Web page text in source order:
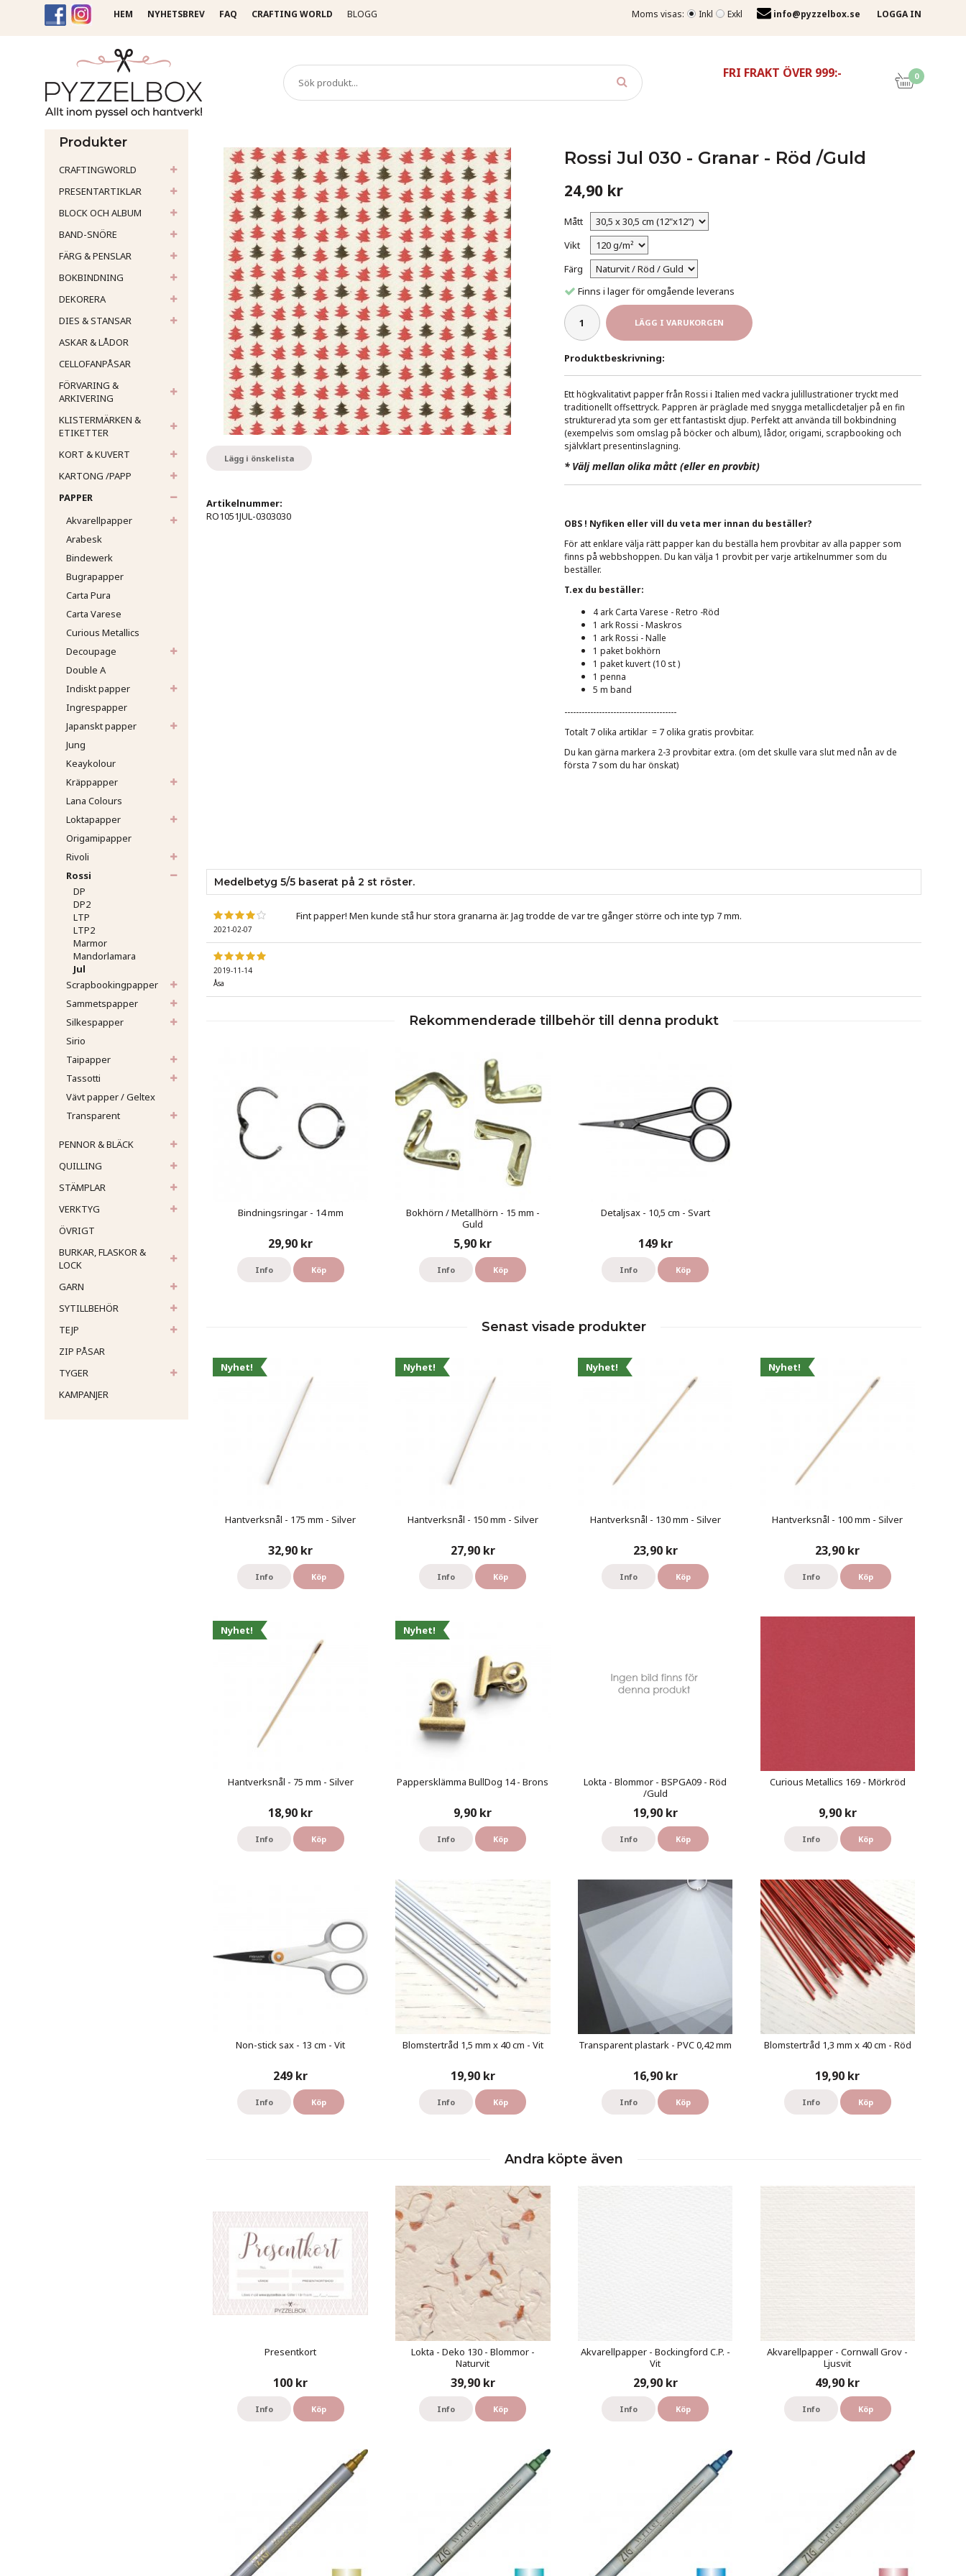
Moms visas: Inkl Exkl info@pyzzelbox.se LOGGA IN
HEM NYHETSBREV FAQ CRAFTING WORLD BLOGG
FRI FRAKT ÖVER 999:- 0
Produkter
CRAFTINGWORLD
PRESENTARTIKLAR
BLOCK OCH ALBUM
BAND-SNÖRE
FÄRG & PENSLAR
BOKBINDNING
DEKORERA
DIES & STANSAR
ASKAR & LÅDOR
CELLOFANPÅSAR
FÖRVARING &
ARKIVERING
KLISTERMÄRKEN &
ETIKETTER
KORT & KUVERT
KARTONG /PAPP
PAPPER
Akvarellpapper
Arabesk
Bindewerk
Bugrapapper
Carta Pura
Carta Varese
Curious Metallics
Decoupage
Double A
Indiskt papper
Ingrespapper
Japanskt papper
Jung
Keaykolour
Kräppapper
Lana Colours
Loktapapper
Origamipapper
Rivoli
Rossi
DP
DP2
LTP
LTP2
Marmor
Mandorlamara
Jul
Scrapbookingpapper
Sammetspapper
Silkespapper
Sirio
Taipapper
Tassotti
Vävt papper / Geltex
Transparent
PENNOR & BLÄCK
QUILLING
STÄMPLAR
VERKTYG
ÖVRIGT
BURKAR, FLASKOR &
LOCK
GARN
SYTILLBEHÖR
TEJP
ZIP PÅSAR
TYGER
KAMPANJER
Rossi Jul 030 - Granar - Röd /Guld
24,90 kr
Mått
Vikt
Färg
Finns i lager för omgående leverans
LÄGG I VARUKORGEN
Produktbeskrivning:
Ett högkvalitativt papper från Rossi i Italien med vackra julillustrationer tryckt med
traditionellt offsettryck. Pappren är präglade med snygga metallicdetaljer på en fin
strukturerad yta som ger ett fantastiskt djup. Perfekt att använda till bokbindning
(exempelvis som omslag på böcker och album), lådor, origami, scrapbooking och
självklart presentinslagning.
* Välj mellan olika mått (eller en provbit)
OBS ! Nyfiken eller vill du veta mer innan du beställer?
För att enklare välja rätt papper kan du beställa hem provbitar av alla papper som
finns på webbshoppen. Du kan välja 1 provbit per varje artikelnummer som du
beställer.
T.ex du beställer:
4 ark Carta Varese - Retro -Röd
1 ark Rossi - Maskros
1 ark Rossi - Nalle
1 paket bokhörn
1 paket kuvert (10 st )
1 penna
5 m band
---------------------------------------
Totalt 7 olika artiklar = 7 olika gratis provbitar.
Du kan gärna markera 2-3 provbitar extra. (om det skulle vara slut med nån av de
första 7 som du har önskat)
Lägg i önskelista
Artikelnummer:
RO1051JUL-0303030
Medelbetyg 5/5 baserat på 2 st röster.
2021-02-07
Fint papper! Men kunde stå hur stora granarna är. Jag trodde de var tre gånger större och inte typ 7 mm.
2019-11-14
Åsa
Rekommenderade tillbehör till denna produkt
Bindningsringar - 14 mm
29,90 kr
Info Köp
Bokhörn / Metallhörn - 15 mm -
Guld
5,90 kr
Info Köp
Detaljsax - 10,5 cm - Svart
149 kr
Info Köp
Senast visade produkter
Nyhet!
Hantverksnål - 175 mm - Silver
32,90 kr
Info Köp
Nyhet!
Hantverksnål - 150 mm - Silver
27,90 kr
Info Köp
Nyhet!
Hantverksnål - 130 mm - Silver
23,90 kr
Info Köp
Nyhet!
Hantverksnål - 100 mm - Silver
23,90 kr
Info Köp
Nyhet!
Hantverksnål - 75 mm - Silver
18,90 kr
Info Köp
Nyhet!
Pappersklämma BullDog 14 - Brons
9,90 kr
Info Köp
Lokta - Blommor - BSPGA09 - Röd
/Guld
19,90 kr
Info Köp
Curious Metallics 169 - Mörkröd
9,90 kr
Info Köp
Non-stick sax - 13 cm - Vit
249 kr
Info Köp
Blomstertråd 1,5 mm x 40 cm - Vit
19,90 kr
Info Köp
Transparent plastark - PVC 0,42 mm
16,90 kr
Info Köp
Blomstertråd 1,3 mm x 40 cm - Röd
19,90 kr
Info Köp
Andra köpte även
Presentkort
100 kr
Info Köp
Lokta - Deko 130 - Blommor -
Naturvit
39,90 kr
Info Köp
Akvarellpapper - Bockingford C.P. -
Vit
29,90 kr
Info Köp
Akvarellpapper - Cornwall Grov -
Ljusvit
49,90 kr
Info Köp